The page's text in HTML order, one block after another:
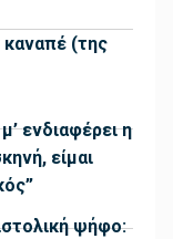
(της
ενδιαφέρει η
είμαι
ψήφο: